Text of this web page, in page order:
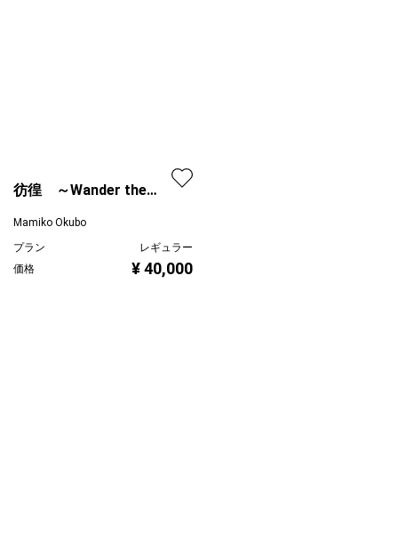
彷徨 ～Wander the
Mamiko Okubo
プラン
レギュラー
価格
¥ 40,000